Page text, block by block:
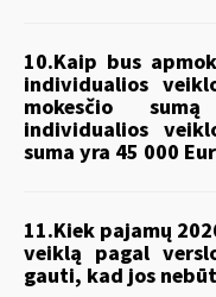
10.Kaip bus
individualios
mokesčio
individualios
suma yra 45 000
11.Kiek pajamų
veiklą pagal
gauti, kad jos